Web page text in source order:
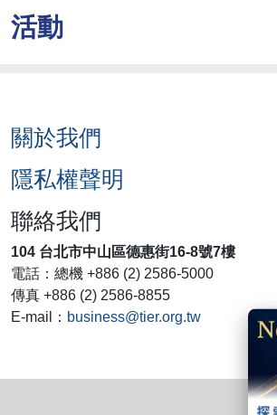
活動
關於我們
隱私權聲明
聯絡我們
104 台北市中山區德惠街16-8號7樓
電話：總機 +886 (2) 2586-5000
傳真 +886 (2) 2586-8855
E-mail： business@tier.org.tw